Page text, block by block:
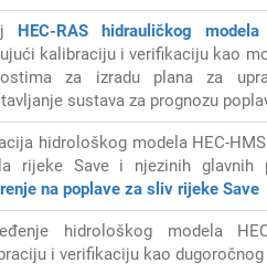
HEC-RAS hidrauličkog
kalibraciju i verifikaciju kao
za izradu plana za
sustava za prognozu
hidrološkog modela HEC-
rijeke Save i njezinih glavnih
na poplave za sliv rijeke Save
hidrološkog modela
i verifikaciju kao